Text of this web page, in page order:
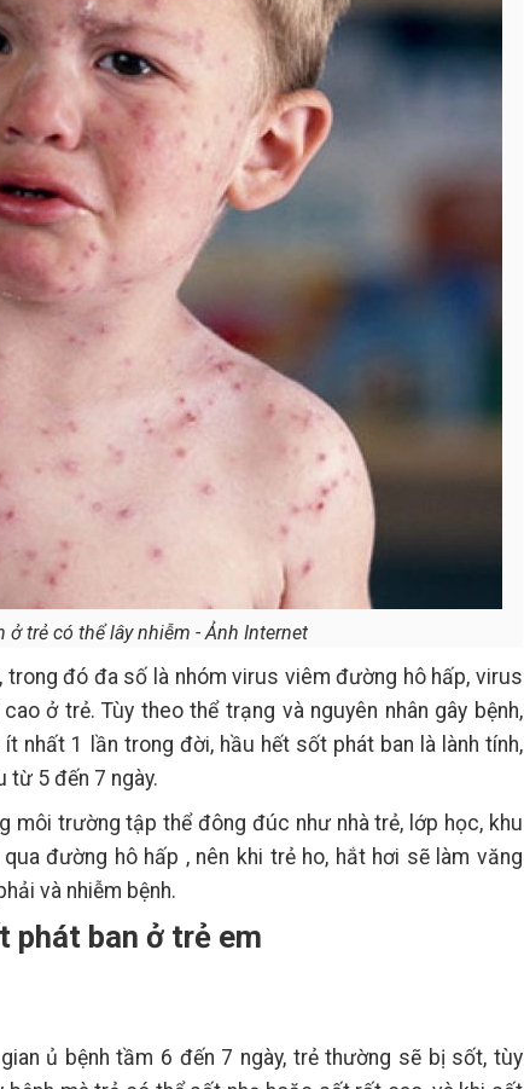
ở trẻ có thể lây nhiễm - Ảnh Internet
trong đó đa số là nhóm virus viêm đường hô hấp, virus
ở trẻ. Tùy theo thể trạng và nguyên nhân gây bệnh,
nhất 1 lần trong đời, hầu hết sốt phát ban là lành tính,
từ 5 đến 7 ngày.
môi trường tập thể đông đúc như nhà trẻ, lớp học, khu
đường hô hấp , nên khi trẻ ho, hắt hơi sẽ làm văng
và nhiễm bệnh.
phát ban ở trẻ em
ủ bệnh tầm 6 đến 7 ngày, trẻ thường sẽ bị sốt, tùy